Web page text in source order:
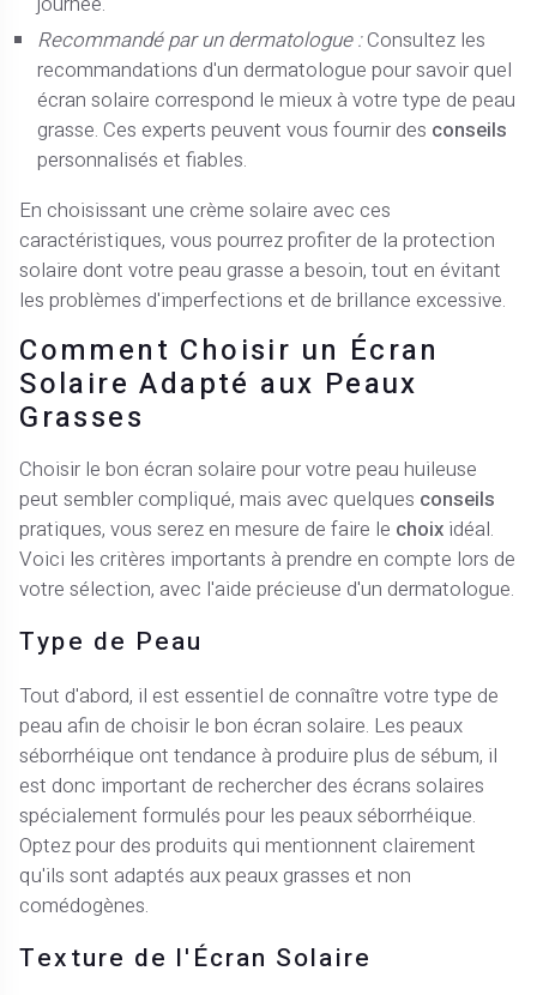
Recommandé par un dermatologue :Consultez les
recommandations d'un dermatologue pour savoir quel
écran solaire correspond le mieux à votre type de peau
grasse. Ces experts peuvent vous fournir des conseils
personnalisés et fiables.
En choisissant une crème solaire avec ces
caractéristiques, vous pourrez profiter de la protection
solaire dont votre peau grasse a besoin, tout en évitant
les problèmes d'imperfections et de brillance excessive.
Comment Choisir un Écran
Solaire Adapté aux Peaux
Grasses
Choisir le bon écran solaire pour votre peau huileuse
peut sembler compliqué, mais avec quelques conseils
pratiques, vous serez en mesure de faire le choix idéal.
Voici les critères importants à prendre en compte lors de
votre sélection, avec l'aide précieuse d'un dermatologue.
Type de Peau
Tout d'abord, il est essentiel de connaître votre type de
peau afin de choisir le bon écran solaire. Les peaux
séborrhéique ont tendance à produire plus de sébum, il
est donc important de rechercher des écrans solaires
spécialement formulés pour les peaux séborrhéique.
Optez pour des produits qui mentionnent clairement
qu'ils sont adaptés aux peaux grasses et non
comédogènes.
Texture de l'Écran Solaire